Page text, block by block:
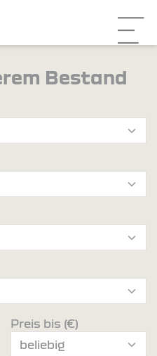
Bestand
Preis bis (€)